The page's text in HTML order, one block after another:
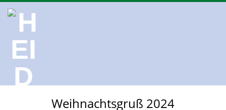
Skip
content
H
Weihnachtsgruß 2024